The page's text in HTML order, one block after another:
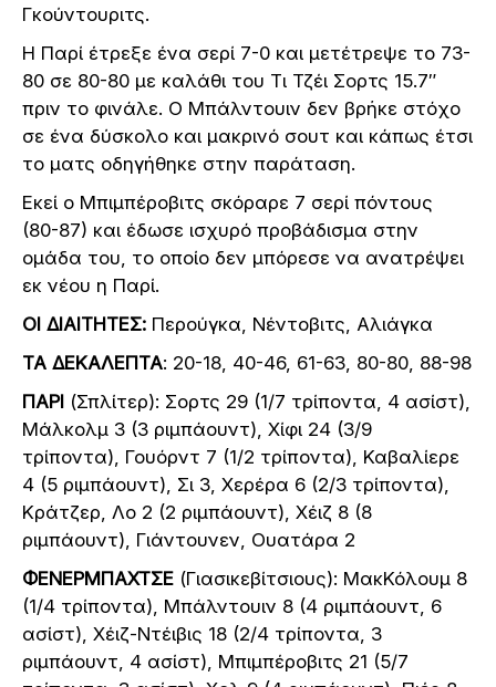
Γκούντουριτς.
Η Παρί έτρεξε ένα σερί 7-0 και μετέτρεψε το 73-
80 σε 80-80 με καλάθι του Τι Τζέι Σορτς 15.7″
πριν το φινάλε. Ο Μπάλντουιν δεν βρήκε στόχο
σε ένα δύσκολο και μακρινό σουτ και κάπως έτσι
το ματς οδηγήθηκε στην παράταση.
Εκεί ο Μπιμπέροβιτς σκόραρε 7 σερί πόντους
(80-87) και έδωσε ισχυρό προβάδισμα στην
ομάδα του, το οποίο δεν μπόρεσε να ανατρέψει
εκ νέου η Παρί.
ΟΙ ΔΙΑΙΤΗΤΕΣ: Περούγκα, Νέντοβιτς, Αλιάγκα
ΤΑ ΔΕΚΑΛΕΠΤΑ: 20-18, 40-46, 61-63, 80-80, 88-98
ΠΑΡΙ (Σπλίτερ): Σορτς 29 (1/7 τρίποντα, 4 ασίστ),
Μάλκολμ 3 (3 ριμπάουντ), Χίφι 24 (3/9
τρίποντα), Γουόρντ 7 (1/2 τρίποντα), Καβαλίερε
4 (5 ριμπάουντ), Σι 3, Χερέρα 6 (2/3 τρίποντα),
Κράτζερ, Λο 2 (2 ριμπάουντ), Χέιζ 8 (8
ριμπάουντ), Γιάντουνεν, Ουατάρα 2
ΦΕΝΕΡΜΠΑΧΤΣΕ (Γιασικεβίτσιους): ΜακΚόλουμ 8
(1/4 τρίποντα), Μπάλντουιν 8 (4 ριμπάουντ, 6
ασίστ), Χέιζ-Ντέιβις 18 (2/4 τρίποντα, 3
ριμπάουντ, 4 ασίστ), Μπιμπέροβιτς 21 (5/7